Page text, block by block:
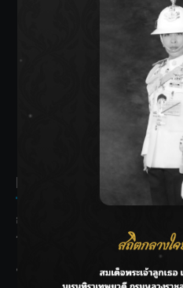
THE BEST
Recent Posts
กรมชลฯ รับฟังประชาชน ติดตาม
ระบายน้ำศรีสองรักฯ
‘แมน การิน’ แชร์ความเชื่อชวนคิ